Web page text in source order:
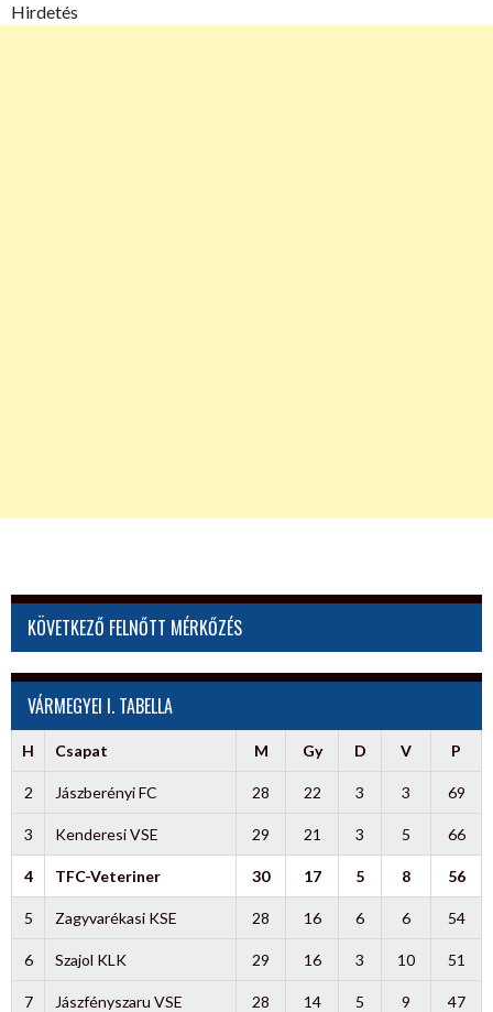
Hirdetés
KÖVETKEZŐ FELNŐTT MÉRKŐZÉS
VÁRMEGYEI I. TABELLA
H Csapat M Gy D V P
2 Jászberényi FC 28 22 3 3 69
3 Kenderesi VSE 29 21 3 5 66
4 TFC-Veteriner 30 17 5 8 56
5 Zagyvarékasi KSE 28 16 6 6 54
6 Szajol KLK 29 16 3 10 51
7 Jászfényszaru VSE 28 14 5 9 47